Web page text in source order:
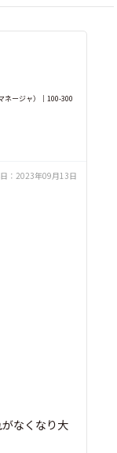
ネージャ）｜100-300
： 2023年09月13日
なくなり大